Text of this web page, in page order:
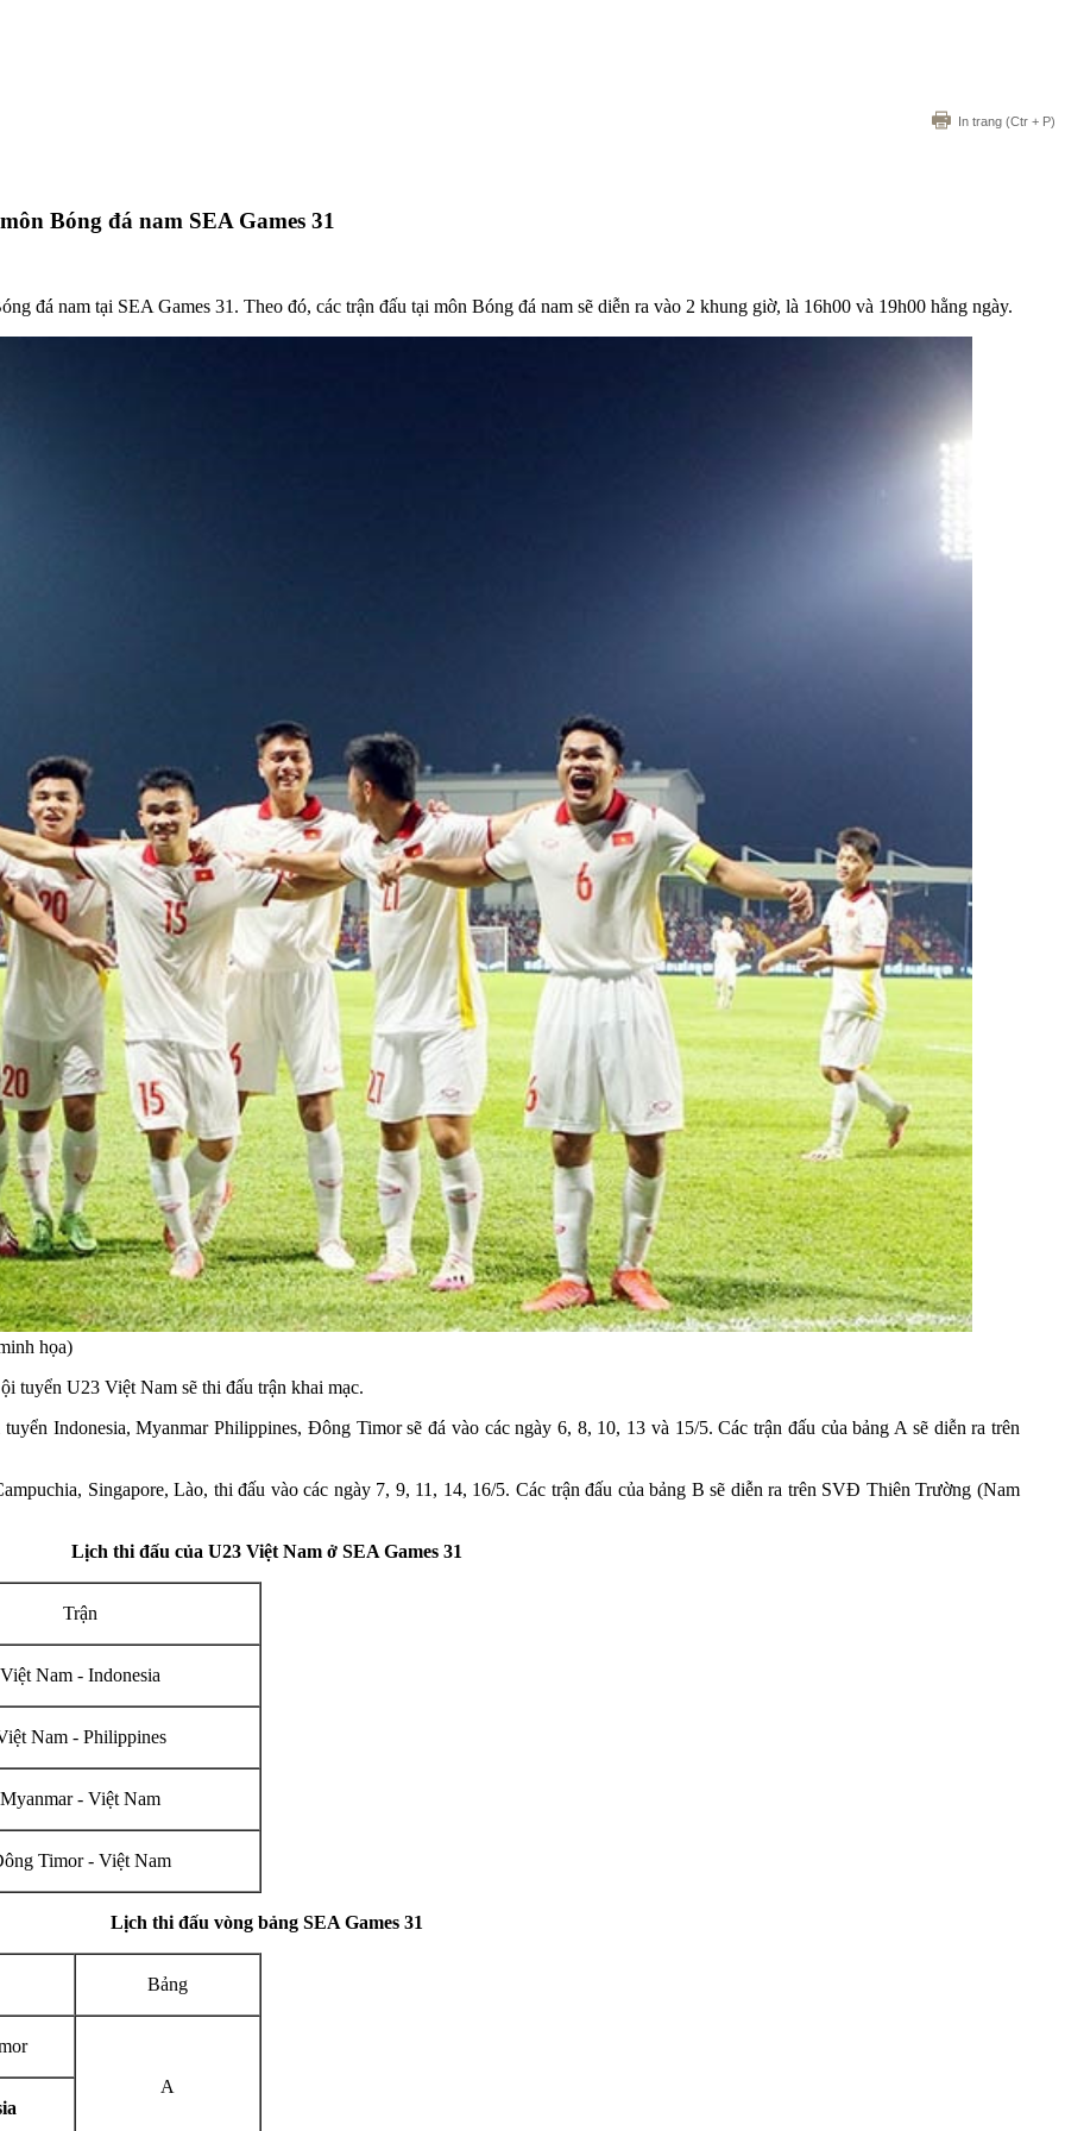
In trang (Ctr + P)
Bóng đá nam SEA Games 31
đá nam tại SEA Games 31. Theo đó, các trận đấu tại môn Bóng đá nam sẽ diễn ra vào 2 khung giờ, là 16h00 và 19h00 hằng ngày.
họa)
tuyển U23 Việt Nam sẽ thi đấu trận khai mạc.
Indonesia, Myanmar Philippines, Đông Timor sẽ đá vào các ngày 6, 8, 10, 13 và 15/5. Các trận đấu của bảng A sẽ diễn ra trên
Singapore, Lào, thi đấu vào các ngày 7, 9, 11, 14, 16/5. Các trận đấu của bảng B sẽ diễn ra trên SVĐ Thiên Trường (Nam
Lịch thi đấu của U23 Việt Nam ở SEA Games 31
Trận
Việt Nam - Indonesia
Nam - Philippines
Myanmar - Việt Nam
Timor - Việt Nam
Lịch thi đấu vòng bảng SEA Games 31
Bảng
A